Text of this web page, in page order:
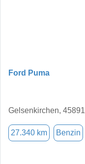
Ford Puma
Gelsenkirchen, 45891
27.340 km Benzin